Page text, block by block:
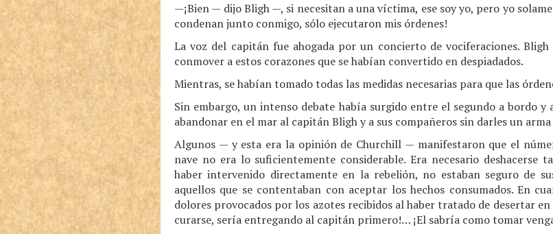
—¡Bien — dijo Bligh —, si necesitan a una víctima, ese soy yo, pero yo
condenan junto conmigo, sólo ejecutaron mis órdenes!
La voz del capitán fue ahogada por un concierto de vociferaciones.
conmover a estos corazones que se habían convertido en despiadados.
Mientras, se habían tomado todas las medidas necesarias para que las
Sin embargo, un intenso debate había surgido entre el segundo a bordo
abandonar en el mar al capitán Bligh y a sus compañeros sin darles un
Algunos — y esta era la opinión de Churchill — manifestaron que el
nave no era lo suficientemente considerable. Era necesario deshacerse
haber intervenido directamente en la rebelión, no estaban seguro de
aquellos que se contentaban con aceptar los hechos consumados. En
dolores provocados por los azotes recibidos al haber tratado de desertar
curarse, sería entregando al capitán primero!… ¡El sabría como tomar